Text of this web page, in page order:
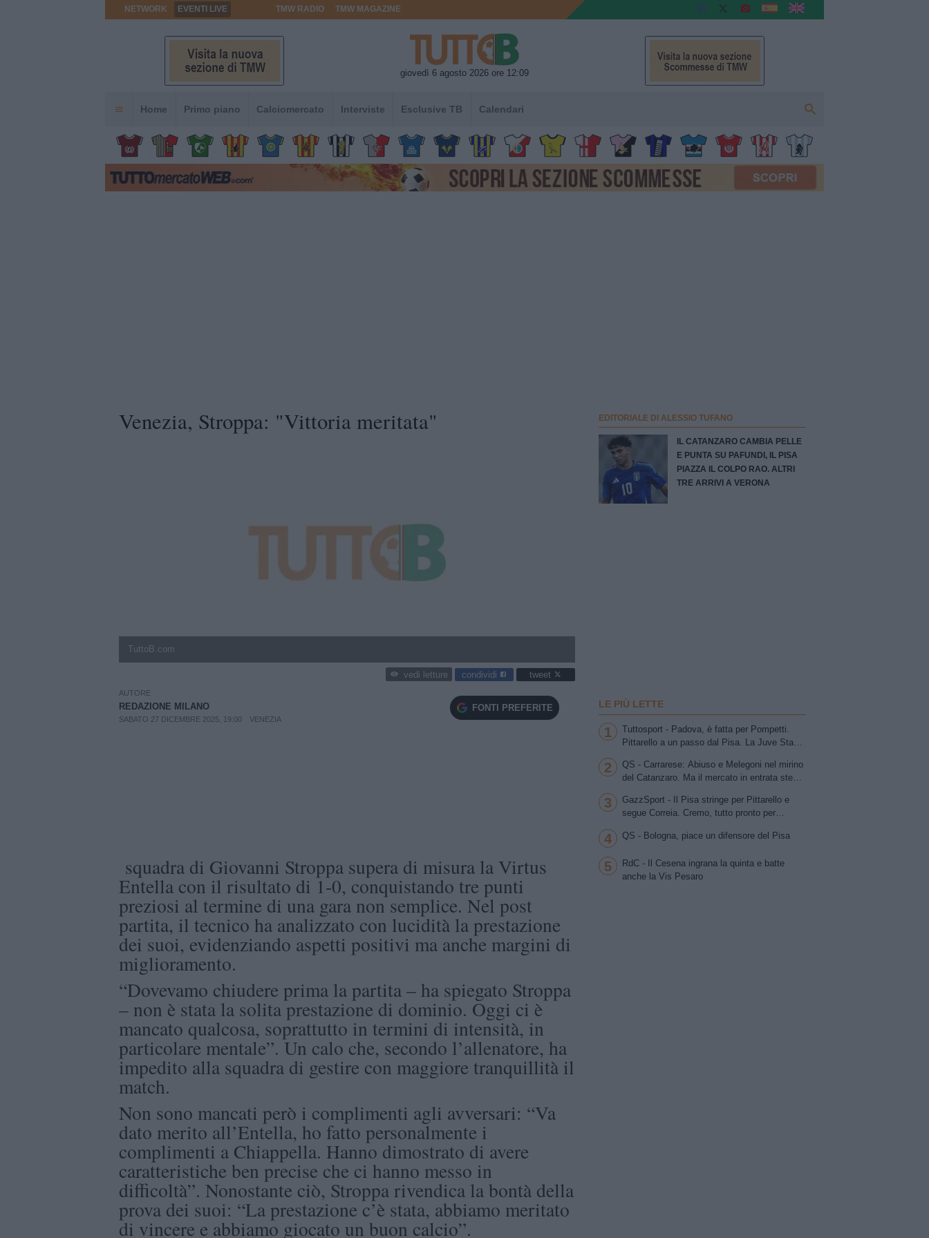
NETWORK EVENTI LIVE TMW RADIO TMW MAGAZINE
giovedì 6 agosto 2026 ore 12:09
Home Primo piano Calciomercato Interviste Esclusive TB Calendari
Venezia, Stroppa: "Vittoria meritata"
TuttoB.com
vedi letture condividi tweet
AUTORE
REDAZIONE MILANO
SABATO 27 DICEMBRE 2025, 19:00 VENEZIA
FONTI PREFERITE
squadra di Giovanni Stroppa supera di misura la Virtus
Entella con il risultato di 1-0, conquistando tre punti
preziosi al termine di una gara non semplice. Nel post
partita, il tecnico ha analizzato con lucidità la prestazione
dei suoi, evidenziando aspetti positivi ma anche margini di
miglioramento.
“Dovevamo chiudere prima la partita – ha spiegato Stroppa
– non è stata la solita prestazione di dominio. Oggi ci è
mancato qualcosa, soprattutto in termini di intensità, in
particolare mentale”. Un calo che, secondo l’allenatore, ha
impedito alla squadra di gestire con maggiore tranquillità il
match.
Non sono mancati però i complimenti agli avversari: “Va
dato merito all’Entella, ho fatto personalmente i
complimenti a Chiappella. Hanno dimostrato di avere
caratteristiche ben precise che ci hanno messo in
difficoltà”. Nonostante ciò, Stroppa rivendica la bontà della
prova dei suoi: “La prestazione c’è stata, abbiamo meritato
di vincere e abbiamo giocato un buon calcio”.
EDITORIALE DI ALESSIO TUFANO
IL CATANZARO CAMBIA PELLE
E PUNTA SU PAFUNDI, IL PISA
PIAZZA IL COLPO RAO. ALTRI
TRE ARRIVI A VERONA
LE PIÙ LETTE
1
Tuttosport - Padova, è fatta per Pompetti.
Pittarello a un passo dal Pisa. La Juve Stabia
per la trequarti uno tra Chipperfield e Girma.
Vicenza su Cuppone dell'Entella. Modena,
idea Antonini
2
QS - Carrarese: Abiuso e Melegoni nel mirino
del Catanzaro. Ma il mercato in entrata stenta
3
GazzSport - Il Pisa stringe per Pittarello e
segue Correia. Cremo, tutto pronto per
portiere Vindahl
4 QS - Bologna, piace un difensore del Pisa
5
RdC - Il Cesena ingrana la quinta e batte
anche la Vis Pesaro